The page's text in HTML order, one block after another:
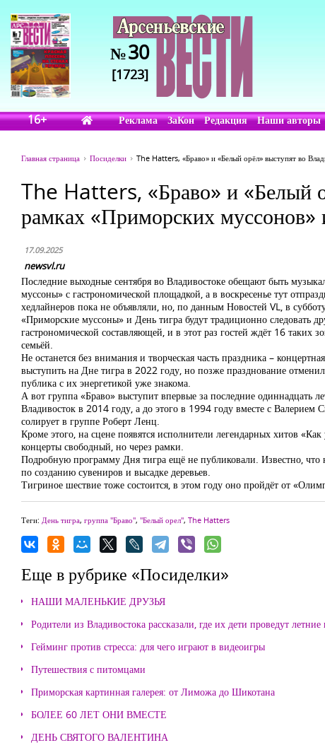
№30
[1723]
16+ Реклама ЗаКон Редакция Наши авторы
Главная страница Посиделки The Hatters, «Браво» и «Белый орёл» выступят во
The Hatters, «Браво» и «Белый
рамках «Приморских муссонов»
17.09.2025
newsvl.ru
Последние выходные сентября во Владивостоке обещают быть
муссоны» с гастрономической площадкой, а в воскресенье тут
хедлайнеров пока не объявляли, но, по данным Новостей VL, в
«Приморские муссоны» и День тигра будут традиционно следовать
гастрономической составляющей, и в этот раз гостей ждёт 16 таких
семьёй.
Не останется без внимания и творческая часть праздника –
выступить на Дне тигра в 2022 году, но позже празднование
публика с их энергетикой уже знакома.
А вот группа «Браво» выступит впервые за последние одиннадцать
Владивосток в 2014 году, а до этого в 1994 году вместе с
солирует в группе Роберт Ленц.
Кроме этого, на сцене появятся исполнители легендарных хитов
концерты свободный, но через рамки.
Подробную программу Дня тигра ещё не публиковали. Известно,
по созданию сувениров и высадке деревьев.
Тигриное шествие тоже состоится, в этом году оно пройдёт от
Теги: День тигра, группа "Браво", "Белый орел", The Hatters
Еще в рубрике «Посиделки»
НАШИ МАЛЕНЬКИЕ ДРУЗЬЯ
Родители из Владивостока рассказали, где их дети проведут
Гейминг против стресса: для чего играют в видеоигры
Путешествия с питомцами
Приморская картинная галерея: от Лиможа до Шикотана
БОЛЕЕ 60 ЛЕТ ОНИ ВМЕСТЕ
ДЕНЬ СВЯТОГО ВАЛЕНТИНА